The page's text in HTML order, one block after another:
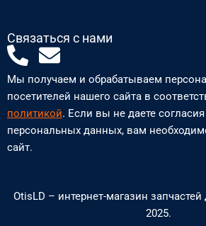
Связаться с нами
P
h
o
n
e
l
E
n
v
e
l
e
Мы получаем и обрабатываем
посетителей нашего сайта в
политикой. Если вы не даете
персональных данных, вам
сайт.
OtisLD – интернет-магазин
2025.